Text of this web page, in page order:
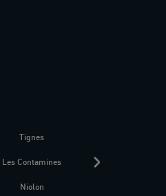
Tignes
Les Contamines
Niolon